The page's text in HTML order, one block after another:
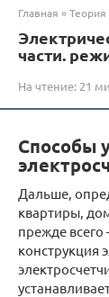
Главная »Теория
части.
На чтение: 21
Способы
Дальше,
квартиры,
прежде всего
конструкция